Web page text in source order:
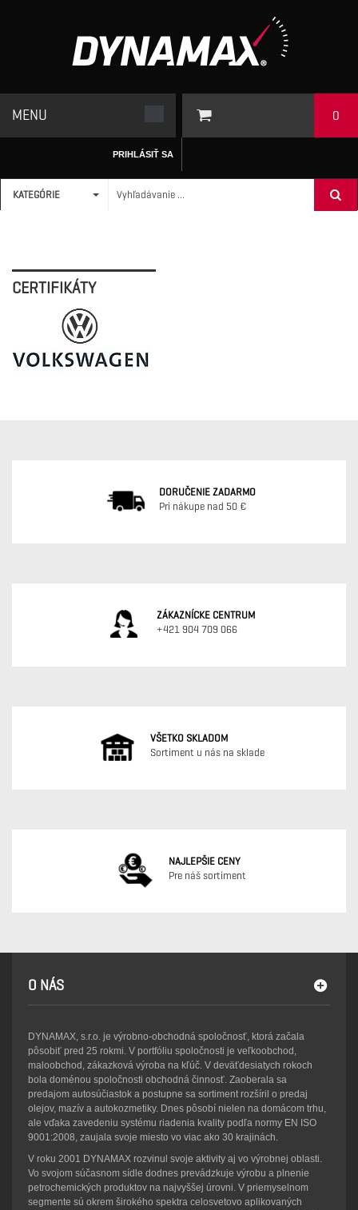
MENU 0
PRIHLÁSIŤ SA
KATEGÓRIE
ÚVODNÁ STRÁNKA
CERTIFIKÁTY
DORUČENIE ZADARMO
Pri nákupe nad 50 €
ZÁKAZNÍCKE CENTRUM
+421 904 709 066
VŠETKO SKLADOM
Sortiment u nás na sklade
NAJLEPŠIE CENY
Pre náš sortiment
O NÁS
DYNAMAX, s.r.o. je výrobno-obchodná spoločnosť, ktorá začala
pôsobiť pred 25 rokmi. V portfóliu spoločnosti je veľkoobchod,
maloobchod, zákazková výroba na kľúč. V deväťdesiatych rokoch
bola doménou spoločnosti obchodná činnosť. Zaoberala sa
predajom autosúčiastok a postupne sa sortiment rozšíril o predaj
olejov, mazív a autokozmetiky. Dnes pôsobí nielen na domácom trhu,
ale vďaka zavedeniu systému riadenia kvality podľa normy EN ISO
9001:2008, zaujala svoje miesto vo viac ako 30 krajinách.
V roku 2001 DYNAMAX rozvinul svoje aktivity aj vo výrobnej oblasti.
Vo svojom súčasnom sídle dodnes prevádzkuje výrobu a plnenie
petrochemických produktov na najvyššej úrovni. V priemyselnom
segmente sú okrem širokého spektra celosvetovo aplikovaných